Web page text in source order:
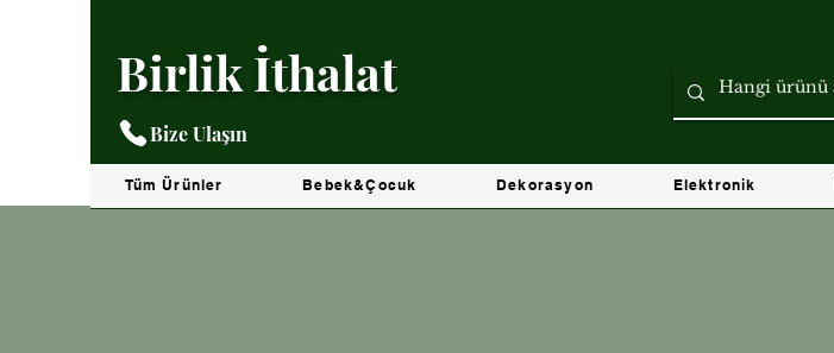
Birlik İthalat
Bize Ulaşın
Tüm Ürünler Bebek&Çocuk Dekorasyon Elektronik